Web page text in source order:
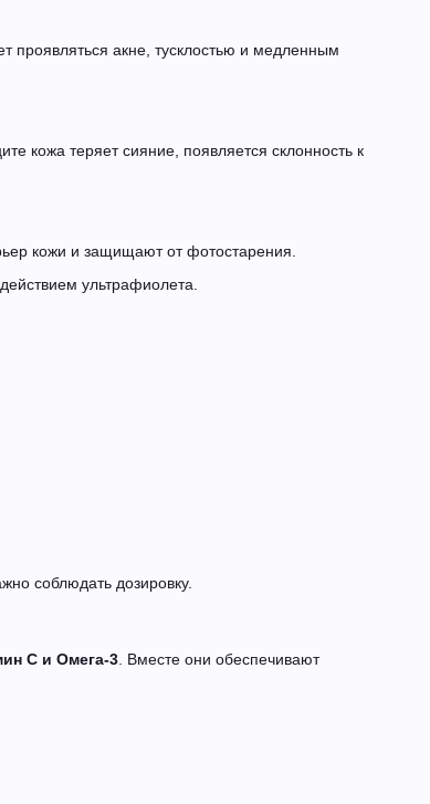
проявляться акне, тусклостью и медленным
кожа теряет сияние, появляется склонность к
кожи и защищают от фотостарения.
ультрафиолета.
соблюдать дозировку.
С и Омега-3 . Вместе они обеспечивают